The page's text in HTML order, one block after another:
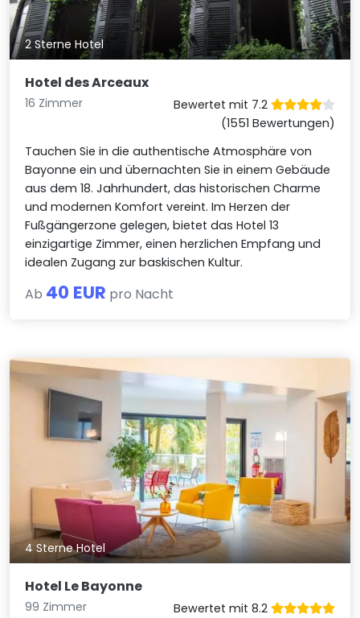
2 Sterne Hotel
Hotel des Arceaux
16 Zimmer
Bewertet mit 7.2
(1551 Bewertungen)
Tauchen Sie in die authentische Atmosphäre von
Bayonne ein und übernachten Sie in einem Gebäude
aus dem 18. Jahrhundert, das historischen Charme
und modernen Komfort vereint. Im Herzen der
Fußgängerzone gelegen, bietet das Hotel 13
einzigartige Zimmer, einen herzlichen Empfang und
idealen Zugang zur baskischen Kultur.
Ab 40 EUR pro Nacht
4 Sterne Hotel
Hotel Le Bayonne
99 Zimmer
Bewertet mit 8.2